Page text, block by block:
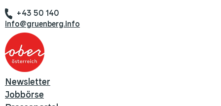
+43 50 140
info@gruenberg.info
Newsletter
Jobbörse